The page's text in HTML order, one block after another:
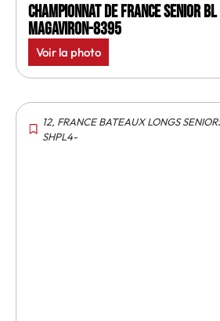
Championnat de France senior
MagAviron-8395
Voir la photo
12, FRANCE BATEAUX LONGS
SHPL4-